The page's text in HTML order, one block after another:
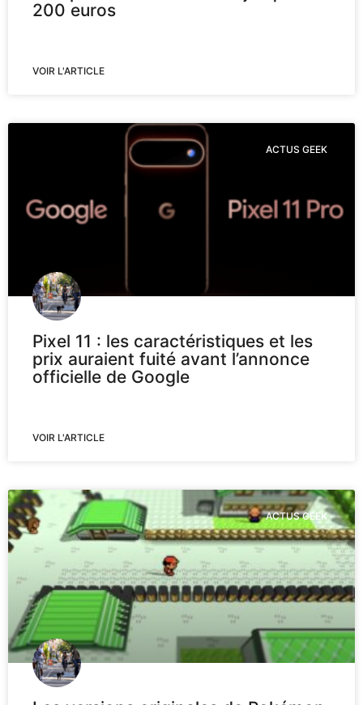
200 euros
VOIR L'ARTICLE
ACTUS GEEK
Pixel 11 : les caractéristiques et les
prix auraient fuité avant l’annonce
officielle de Google
VOIR L'ARTICLE
ACTUS GEEK